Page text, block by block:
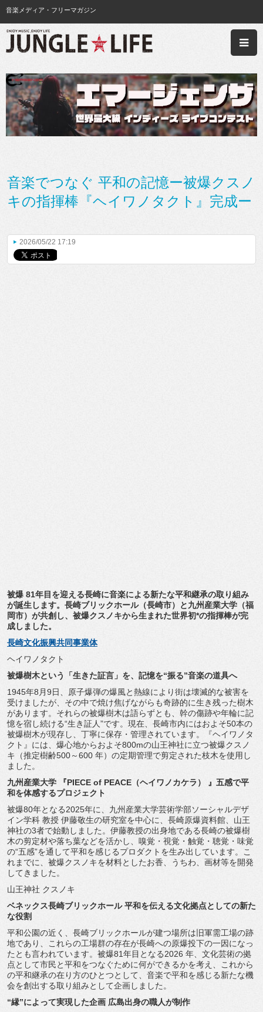
音楽メディア・フリーマガジン
音楽でつなぐ 平和の記憶ー被爆クスノ
キの指揮棒『ヘイワノタクト』完成ー
2026/05/22 17:19
被爆 81年目を迎える長崎に音楽による新たな平和継承の取り組み
が誕生します。長崎ブリックホール（長崎市）と九州産業大学（福
岡市）が共創し、被爆クスノキから生まれた世界初*の指揮棒が完
成しました。
長崎文化振興共同事業体
ヘイワノタクト
被爆樹木という「生きた証言」を、記憶を“振る”音楽の道具へ
1945年8月9日、
原子爆弾の爆風と熱線により街は壊滅的な被害を
受けましたが、 その中で焼け焦げながらも奇跡的に生き残った樹木
があります。 それらの被爆樹木は語らずとも、 幹の傷跡や年輪に記
憶を宿し続ける“生き証人”です。現在、 長崎市内にはおよそ50本の
被爆樹木が現存し、丁寧に保存・ 管理されています。『ヘイワノタ
クト』には、 爆心地からおよそ800mの山王神社に立つ被爆クスノ
キ（推定樹齢500～600 年）の定期管理で剪定された枝木を使用し
ました。
九州産業大学 『PIECE of PEACE（ヘイワノカケラ） 』五感で平
和を体感するプロジェクト
被爆80年となる2025年に、 九州産業大学芸術学部ソーシャルデザ
イン学科 教授 伊藤敬生の研究室を中心に、長崎原爆資料館、 山王
神社の3者で始動しました。 伊藤教授の出身地である長崎の被爆樹
木の剪定材や落ち葉などを活かし、嗅覚・視覚・触覚・聴覚・味覚
の“五感”を通して平和を感じるプロダクトを生み出しています。
こ
れまでに、被爆クスノキを材料としたお香、うちわ、 画材等を開発
してきました。
山王神社 クスノキ
ベネックス長崎ブリックホール 平和を伝える文化拠点としての新た
な役割
平和公園の近く、 長崎ブリックホールが建つ場所は旧軍需工場の跡
地であり、
これらの工場群の存在が長崎への原爆投下の一因になっ
たとも言われています。被爆81年目となる2026 年、 文化芸術の拠
点として市民と平和をつなぐために何ができるかを考え、これから
の平和継承の在り方のひとつとして、 音楽で平和を感じる新たな機
会を創出する取り組みとして企画しま した。
“縁”によって実現した企画 広島出身の職人が制作